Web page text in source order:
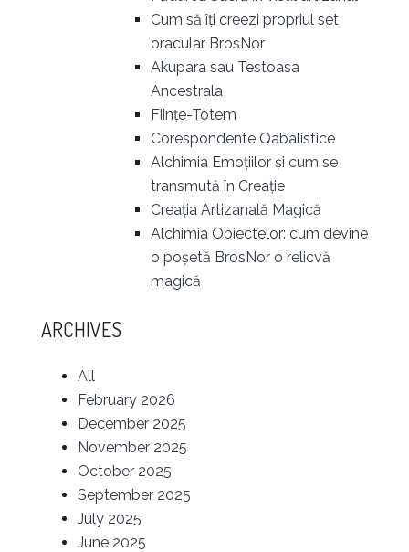
Cum să îți creezi propriul set
oracular BrosNor
Akupara sau Testoasa
Ancestrala
Ființe-Totem
Corespondente Qabalistice
Alchimia Emoțiilor și cum se
transmută în Creație
Creația Artizanală Magică
Alchimia Obiectelor: cum devine
o poșetă BrosNor o relicvă
magică
ARCHIVES
All
February 2026
December 2025
November 2025
October 2025
September 2025
July 2025
June 2025